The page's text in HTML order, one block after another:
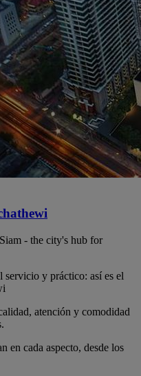
- the city's hub for
y práctico: así es el
atención y comodidad
en cada aspecto, desde los